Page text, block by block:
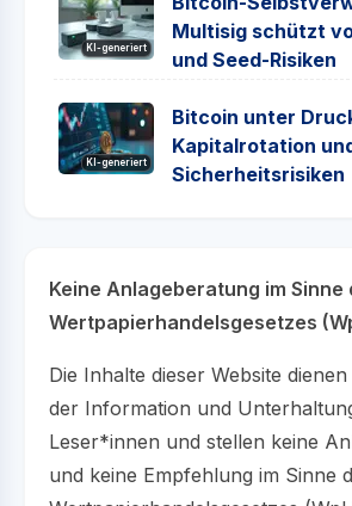
KI-generiert
Multisig schützt
und Seed-Risiken
KI-generiert
Bitcoin unter
Kapitalrotation
Sicherheitsrisiken
Keine Anlageberatung im Sinne
Wertpapierhandelsgesetzes
Die Inhalte dieser Website
der Information und
Leser*innen und stellen keine
und keine Empfehlung im Sinne